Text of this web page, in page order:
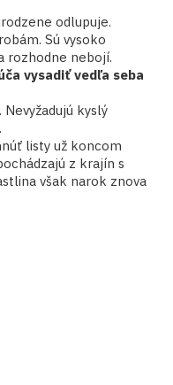
odlupuje.
Sú vysoko
rozhodne nebojí.
vysadiť vedľa seba
kyslý
listy už koncom
z krajín s
však narok znova